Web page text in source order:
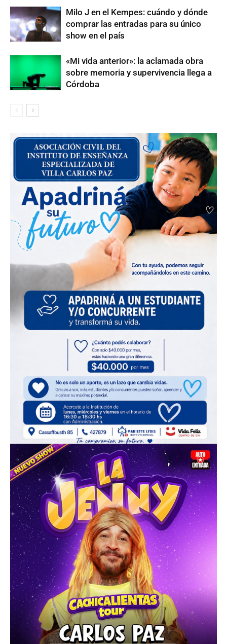
Milo J en el Kempes: cuándo y dónde
comprar las entradas para su único
show en el país
«Mi vida anterior»: la aclamada obra
sobre memoria y supervivencia llega a
Córdoba